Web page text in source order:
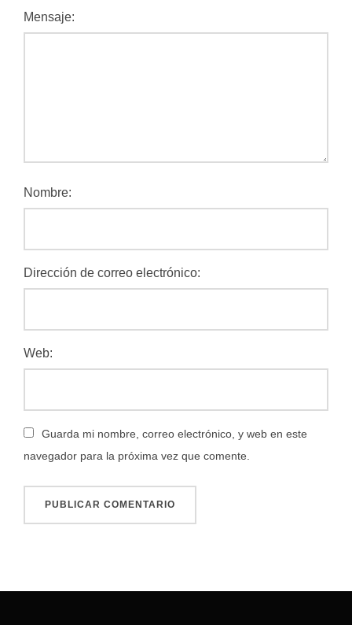
Mensaje:
Nombre:
Dirección de correo electrónico:
Web:
Guarda mi nombre, correo electrónico, y web en este
navegador para la próxima vez que comente.